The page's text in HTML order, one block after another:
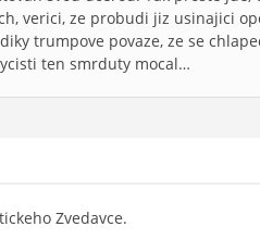
verici, ze probudi jiz usinajici
trumpove povaze, ze se
ten smrduty mocal…
Zvedavce.